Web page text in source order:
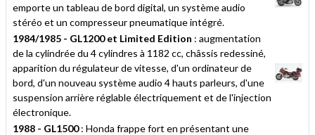
emporte un tableau de bord digital, un système audio
stéréo et un compresseur pneumatique intégré.
1984/1985 - GL1200 et Limited Edition : augmentation
de la cylindrée du 4 cylindres à 1182 cc, châssis redessiné,
apparition du régulateur de vitesse, d'un ordinateur de
bord, d'un nouveau système audio 4 hauts parleurs, d'une
suspension arrière réglable électriquement et de l'injection
électronique.
1988 - GL1500: Honda frappe fort en présentant une